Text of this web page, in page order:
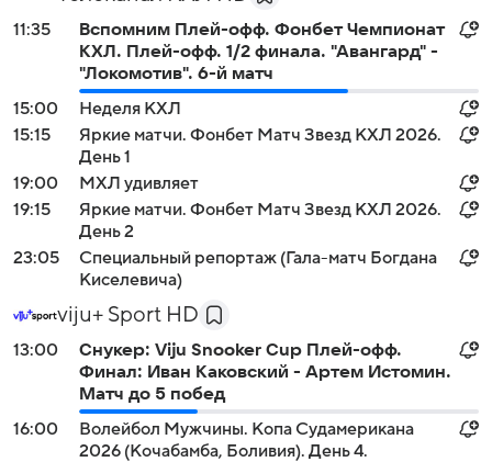
11:35
Вспомним Плей-офф. Фонбет Чемпионат
КХЛ. Плей-офф. 1/2 финала. "Авангард" -
"Локомотив". 6-й матч
15:00
Неделя КХЛ
15:15
Яркие матчи. Фонбет Матч Звезд КХЛ 2026.
День 1
19:00
МХЛ удивляет
19:15
Яркие матчи. Фонбет Матч Звезд КХЛ 2026.
День 2
23:05
Специальный репортаж (Гала-матч Богдана
Киселевича)
viju+ Sport HD
13:00
Снукер: Viju Snooker Cup Плей-офф.
Финал: Иван Каковский - Артем Истомин.
Матч до 5 побед
16:00
Волейбол Мужчины. Копа Судамерикана
2026 (Кочабамба, Боливия). День 4.